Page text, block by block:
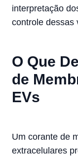
interpretação
controle dessas
O Que
de
EVs
Um corante de
extracelulares